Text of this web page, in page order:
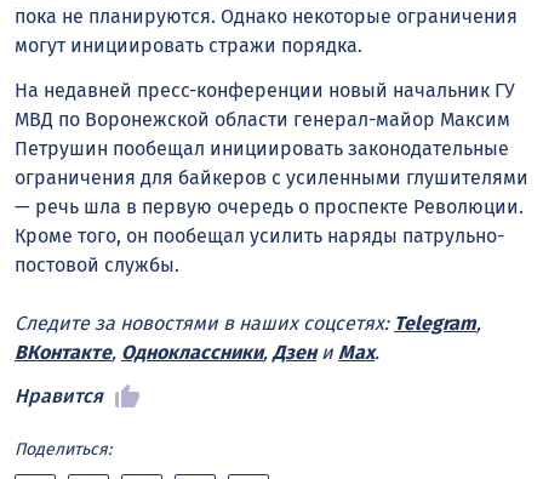
пока не планируются. Однако некоторые ограничения
могут инициировать стражи порядка.
На недавней пресс-конференции новый начальник ГУ
МВД по Воронежской области генерал-майор Максим
Петрушин пообещал инициировать законодательные
ограничения для байкеров с усиленными глушителями
— речь шла в первую очередь о проспекте Революции.
Кроме того, он пообещал усилить наряды патрульно-
постовой службы.
Следите за новостями в наших соцсетях: Telegram,
ВКонтакте, Одноклассники, Дзени Max.
Нравится
Поделиться: